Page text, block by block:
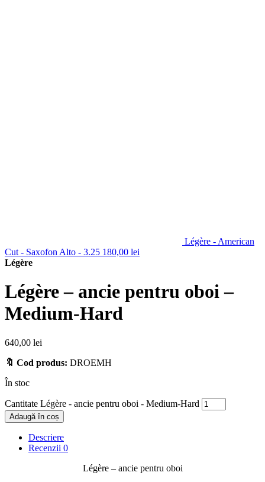
Légère - American
Cut - Saxofon Alto - 3.25 180,00 lei
Légère
Légère – ancie pentru oboi –
Medium-Hard
640,00 lei
🔖 Cod produs: DROEMH
În stoc
Cantitate Légère - ancie pentru oboi - Medium-Hard
Adaugă în coș
Descriere
Recenzii 0
Légère – ancie pentru oboi